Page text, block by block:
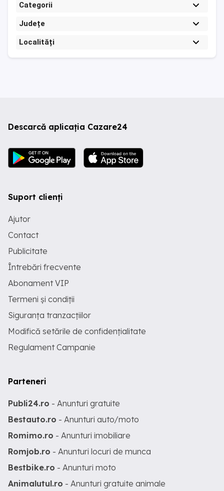
Categorii
Județe
Localități
Descarcă aplicația Cazare24
Suport clienți
Ajutor
Contact
Publicitate
Întrebări frecvente
Abonament VIP
Termeni și condiții
Siguranța tranzacțiilor
Modifică setările de confidențialitate
Regulament Campanie
Parteneri
Publi24.ro - Anunturi gratuite
Bestauto.ro - Anunturi auto/moto
Romimo.ro - Anunturi imobiliare
Romjob.ro - Anunturi locuri de munca
Bestbike.ro - Anunturi moto
Animalutul.ro - Anunturi gratuite animale